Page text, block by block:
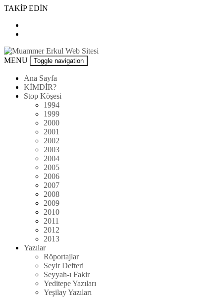
Skip
content
TAKİP EDİN
Muammer
Web
Sitesi
MENU Toggle navigation
Ana Sayfa
KİMDİR?
Stop Köşesi
1994
1999
2000
2001
2002
2003
2004
2005
2006
2007
2008
2009
2010
2011
2012
2013
Yazılar
Röportajlar
Seyir Defteri
Seyyah-ı Fakir
Yeditepe Yazıları
Yeşilay Yazıları